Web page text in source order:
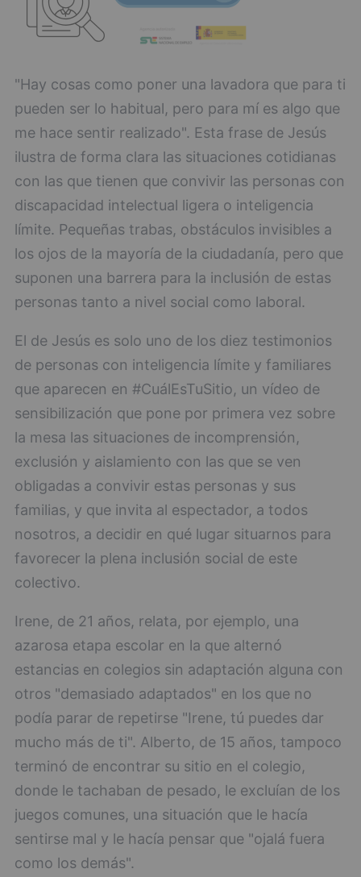
"Hay cosas como poner una lavadora que para ti
pueden ser lo habitual, pero para mí es algo que
me hace sentir realizado". Esta frase de Jesús
ilustra de forma clara las situaciones cotidianas
con las que tienen que convivir las personas con
discapacidad intelectual ligera o inteligencia
límite. Pequeñas trabas, obstáculos invisibles a
los ojos de la mayoría de la ciudadanía, pero que
suponen una barrera para la inclusión de estas
personas tanto a nivel social como laboral.
El de Jesús es solo uno de los diez testimonios
de personas con inteligencia límite y familiares
que aparecen en #CuálEsTuSitio, un vídeo de
sensibilización que pone por primera vez sobre
la mesa las situaciones de incomprensión,
exclusión y aislamiento con las que se ven
obligadas a convivir estas personas y sus
familias, y que invita al espectador, a todos
nosotros, a decidir en qué lugar situarnos para
favorecer la plena inclusión social de este
colectivo.
Irene, de 21 años, relata, por ejemplo, una
azarosa etapa escolar en la que alternó
estancias en colegios sin adaptación alguna con
otros "demasiado adaptados" en los que no
podía parar de repetirse "Irene, tú puedes dar
mucho más de ti". Alberto, de 15 años, tampoco
terminó de encontrar su sitio en el colegio,
donde le tachaban de pesado, le excluían de los
juegos comunes, una situación que le hacía
sentirse mal y le hacía pensar que "ojalá fuera
como los demás".